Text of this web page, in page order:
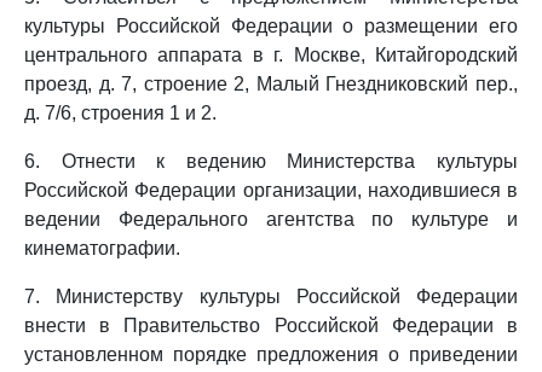
культуры Российской Федерации о размещении его
центрального аппарата в г. Москве, Китайгородский
проезд, д. 7, строение 2, Малый Гнездниковский пер.,
д. 7/6, строения 1 и 2.
6. Отнести к ведению Министерства культуры
Российской Федерации организации, находившиеся в
ведении Федерального агентства по культуре и
кинематографии.
7. Министерству культуры Российской Федерации
внести в Правительство Российской Федерации в
установленном порядке предложения о приведении